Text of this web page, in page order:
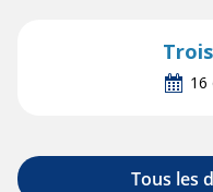
16
Tous les